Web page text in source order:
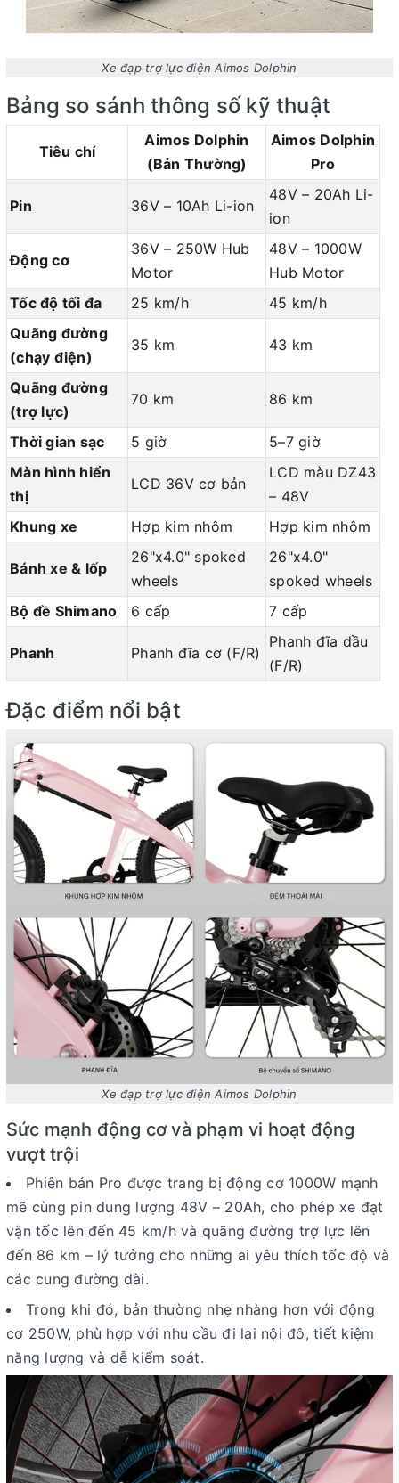
Xe đạp trợ lực điện Aimos Dolphin
Bảng so sánh thông số kỹ thuật
Tiêu chí
Aimos Dolphin
(Bản Thường)
Aimos Dolphin
Pro
Pin 36V – 10Ah Li-ion
48V – 20Ah Li-
ion
Động cơ
36V – 250W Hub
Motor
48V – 1000W
Hub Motor
Tốc độ tối đa
25 km/h
45 km/h
Quãng đường
(chạy điện)
35 km 43 km
Quãng đường
(trợ lực)
70 km 86 km
Thời gian sạc 5 giờ
5–7 giờ
Màn hình hiển
thị
LCD 36V cơ bản
LCD màu DZ43
– 48V
Khung xe
Hợp kim nhôm Hợp kim nhôm
Bánh xe & lốp
26"x4.0" spoked
wheels
26"x4.0"
spoked wheels
Bộ đề Shimano
6 cấp 7 cấp
Phanh Phanh đĩa cơ (F/R)
Phanh đĩa dầu
(F/R)
Đặc điểm nổi bật
Xe đạp trợ lực điện Aimos Dolphin
Sức mạnh động cơ và phạm vi hoạt động
vượt trội
Phiên bản Pro được trang bị động cơ 1000W mạnh
mẽ cùng pin dung lượng 48V – 20Ah, cho phép xe đạt
vận tốc lên đến 45 km/hvà quãng đường trợ lực lên
đến 86 km – lý tưởng cho những ai yêu thích tốc độ và
các cung đường dài.
Trong khi đó, bản thường nhẹ nhàng hơn với động
cơ 250W, phù hợp với nhu cầu đi lại nội đô, tiết kiệm
năng lượng và dễ kiểm soát.